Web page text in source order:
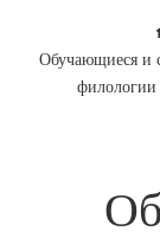
Обучающиеся и